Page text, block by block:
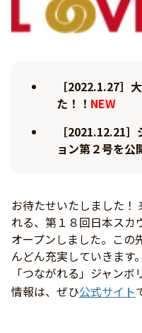
［2022.1.27］
た！！ NEW
［2021.12.21
ョン第２号を公
お待たせいたしました！
れる、第１８回日本スカ
オープンしました。この
んどん充実していきます
「つながれる」ジャン
情報は、ぜひ公式サイト